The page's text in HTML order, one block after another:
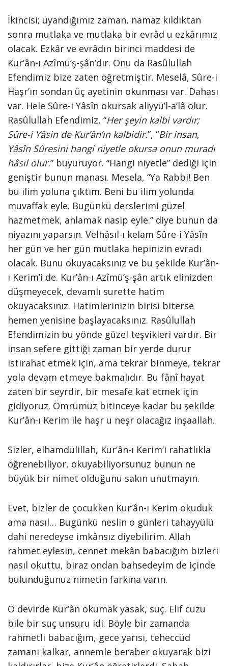
İkincisi; uyandığımız zaman, namaz kıldıktan
sonra mutlaka ve mutlaka bir evrâd u ezkârımız
olacak. Ezkâr ve evrâdın birinci maddesi de
Kur’ân-ı Azîmü’ş-şân’dır. Onu da Rasûlullah
Efendimiz bize zaten öğretmiştir. Meselâ, Sûre-i
Haşr’ın sondan üç ayetinin okunması var. Dahası
var. Hele Sûre-i Yâsîn okursak aliyyü’l-a‘lâ olur.
Rasûlullah Efendimiz, “Her şeyin kalbi vardır;
Sûre-i Yâsin de Kur’ân’ın kalbidir.”, “Bir insan,
Yâsîn Sûresini hangi niyetle okursa onun muradı
hâsıl olur.” buyuruyor. “Hangi niyetle” dediği için
geniştir bunun manası. Mesela, “Ya Rabbi! Ben
bu ilim yoluna çıktım. Beni bu ilim yolunda
muvaffak eyle. Bugünkü derslerimi güzel
hazmetmek, anlamak nasip eyle.” diye bunun da
niyazını yaparsın. Velhâsıl-ı kelam Sûre-i Yâsîn
her gün ve her gün mutlaka hepinizin evradı
olacak. Bunu okuyacaksınız ve bu şekilde Kur’ân-
ı Kerim’i de. Kur’ân-ı Azîmü’ş-şân artık elinizden
düşmeyecek, devamlı surette hatim
okuyacaksınız. Hatimlerinizin birisi biterse
hemen yenisine başlayacaksınız. Rasûlullah
Efendimizin bu yönde güzel teşvikleri vardır. Bir
insan sefere gittiği zaman bir yerde durur
istirahat etmek için, ama tekrar binmeye, tekrar
yola devam etmeye bakmalıdır. Bu fânî hayat
zaten bir seyrdir, bir mesafe kat etmek için
gidiyoruz. Ömrümüz bitinceye kadar bu şekilde
Kur’ân-ı Kerim ile haşr u neşr olacağız inşaallah.
Sizler, elhamdülillah, Kur’ân-ı Kerim’i rahatlıkla
öğrenebiliyor, okuyabiliyorsunuz bunun ne
büyük bir nimet olduğunu sakın unutmayın.
Evet, bizler de çocukken Kur’ân-ı Kerim okuduk
ama nasıl… Bugünkü neslin o günleri tahayyülü
dahi neredeyse imkânsız diyebilirim. Allah
rahmet eylesin, cennet mekân babacığım bizleri
nasıl okuttu, biraz ondan bahsedeyim de içinde
bulunduğunuz nimetin farkına varın.
O devirde Kur’ân okumak yasak, suç. Elif cüzü
bile bir suç unsuru idi. Böyle bir zamanda
rahmetli babacığım, gece yarısı, teheccüd
zamanı kalkar, annemle beraber okuyarak bizi